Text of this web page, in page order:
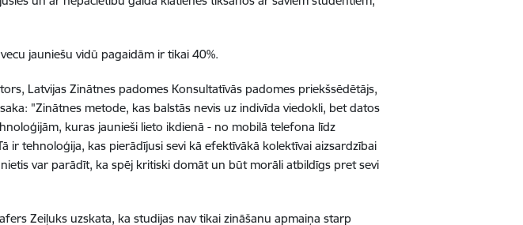
jauniešu vidū pagaidām ir tikai 40%.
Latvijas Zinātnes padomes Konsultatīvās padomes priekšsēdētājs,
"Zinātnes metode, kas balstās nevis uz indivīda viedokli, bet datos
kuras jaunieši lieto ikdienā - no mobilā telefona līdz
ir tehnoloģija, kas pierādījusi sevi kā efektīvākā kolektīvai aizsardzībai
var parādīt, ka spēj kritiski domāt un būt morāli atbildīgs pret sevi
Zeiļuks uzskata, ka studijas nav tikai zināšanu apmaiņa starp